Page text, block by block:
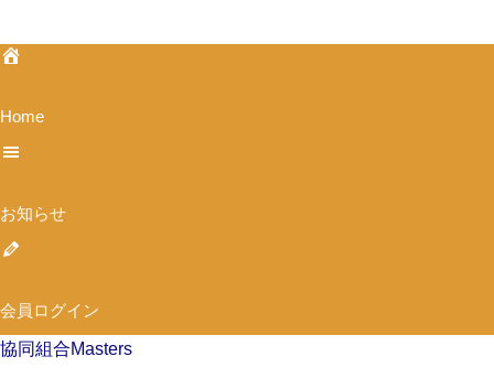
シ
Home
お知らせ
会員ログイン
協同組合Masters